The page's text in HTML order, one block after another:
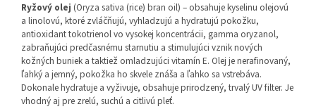
Ryžový olej (Oryza sativa (rice) bran oil) – obsahuje kyselinu olejovú
a linolovú, ktoré zvláčňujú, vyhladzujú a hydratujú pokožku,
antioxidant tokotrienol vo vysokej koncentrácii, gamma oryzanol,
zabraňujúci predčasnému starnutiu a stimulujúci vznik nových
kožných buniek a taktiež omladzujúci vitamín E. Olej je nerafinovaný,
ľahký a jemný, pokožka ho skvele znáša a ľahko sa vstrebáva.
Dokonale hydratuje a vyživuje, obsahuje prirodzený, trvalý UV filter. Je
vhodný aj pre zrelú, suchú a citlivú pleť.